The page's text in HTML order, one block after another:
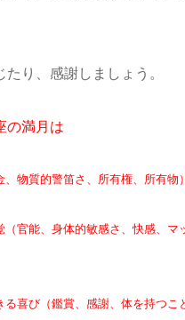
たり、感謝しましょう。
の満月は
物質的警笛さ、所有権、所有物）
官能、身体的敏感さ、快感、マ
喜び（鑑賞、感謝、体を持つこ